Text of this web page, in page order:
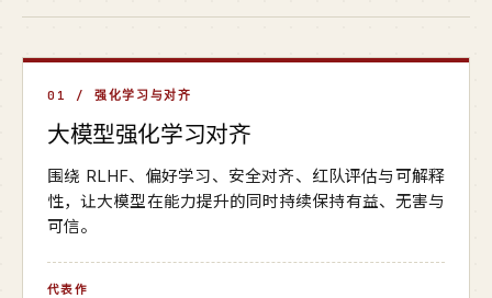
01 / 强化学习与对齐
大模型强化学习对齐
围绕 RLHF、偏好学习、安全对齐、红队评估与可解释
性，让大模型在能力提升的同时持续保持有益、无害与
可信。
代表作